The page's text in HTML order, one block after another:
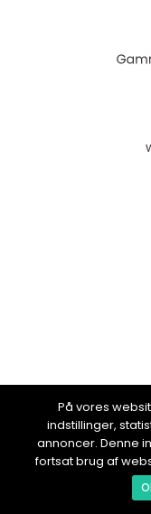
På vores
indstillinger,
annoncer. Denne
fortsat brug af